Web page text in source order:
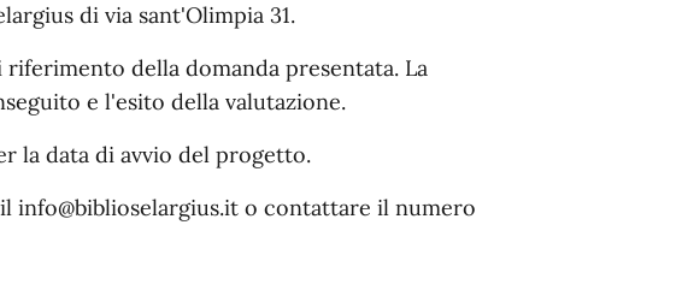
di via sant'Olimpia 31.
della domanda presentata. La
e l'esito della valutazione.
la data di avvio del progetto.
info@biblioselargius.it o contattare il numero